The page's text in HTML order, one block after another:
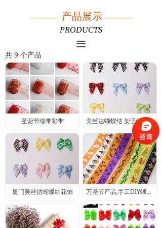
———— 产品展示 ————
PRODUCTS
끀
共 9 个产品
圣诞节缎带彩带 美丝达蝴蝶结 架子结 手打结
厦门美丝达蝴蝶结花饰 万圣节产品,手工DIY蝴蝶结发饰